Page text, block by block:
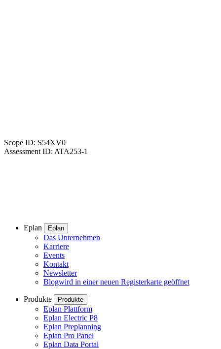
Scope ID: S54XV0
Assessment ID: ATA253-1
Eplan Eplan
Das Unternehmen
Karriere
Events
Kontakt
Newsletter
Blogwird in einer neuen Registerkarte geöffnet
Produkte Produkte
Eplan Plattform
Eplan Electric P8
Eplan Preplanning
Eplan Pro Panel
Eplan Data Portal